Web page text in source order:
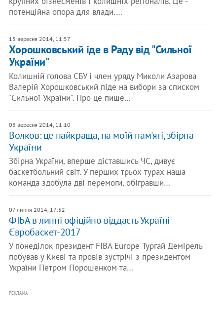
потенційна опора для влади.…
15 вересня 2014, 11:57
Хорошковський іде в Раду від "Сильної
України"
Колишній голова СБУ і член уряду Миколи Азарова
Валерій Хорошковський піде на вибори за списком
"Сильної України". Про це пише…
03 вересня 2014, 11:10
Волков: це найкраща, на моїй пам'яті, збірна
України
Збірна України, вперше діставшись ЧС, дивує
баскетбольний світ. У перших трьох турах наша
команда здобула дві перемоги, обігравши…
07 липня 2014, 17:52
ФІБА в липні офіційно віддасть Україні
Євробаскет-2017
У понеділок президент FIBA Europe Тургай Демірель
побував у Києві та провів зустрічі з президентом
України Петром Порошенком та…
РЕКЛАМА